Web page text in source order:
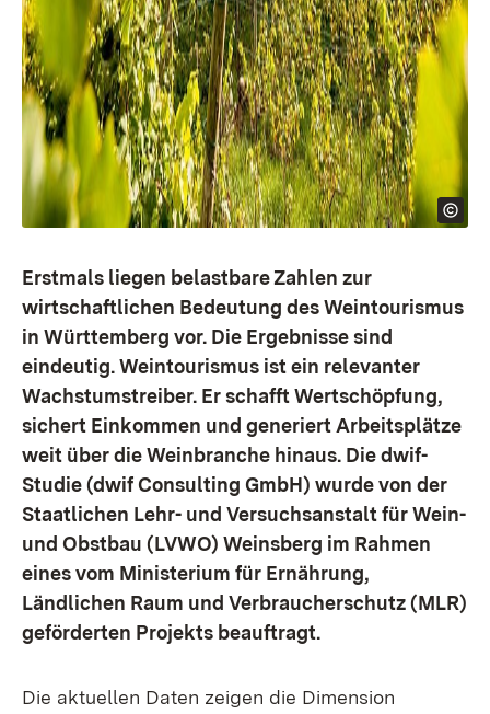
Erstmals liegen belastbare Zahlen zur
wirtschaftlichen Bedeutung des Weintourismus
in Württemberg vor. Die Ergebnisse sind
eindeutig. Weintourismus ist ein relevanter
Wachstumstreiber. Er schafft Wertschöpfung,
sichert Einkommen und generiert Arbeitsplätze
weit über die Weinbranche hinaus. Die dwif-
Studie (dwif Consulting GmbH) wurde von der
Staatlichen Lehr- und Versuchsanstalt für Wein-
und Obstbau (LVWO) Weinsberg im Rahmen
eines vom Ministerium für Ernährung,
Ländlichen Raum und Verbraucherschutz (MLR)
geförderten Projekts beauftragt.
Die aktuellen Daten zeigen die Dimension